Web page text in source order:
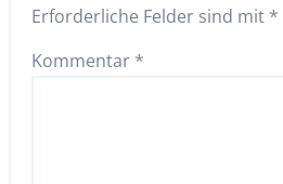
Erforderliche Felder sind mit *
Kommentar *